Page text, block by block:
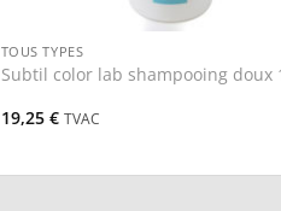
TOUS TYPES
Subtil color lab shampooing doux
19,25 € TVAC